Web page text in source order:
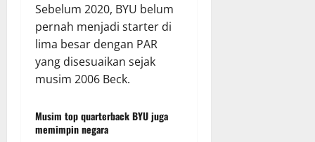
Sebelum 2020, BYU belum
pernah menjadi starter di
lima besar dengan PAR
yang disesuaikan sejak
musim 2006 Beck.
Musim top quarterback BYU juga
memimpin negara